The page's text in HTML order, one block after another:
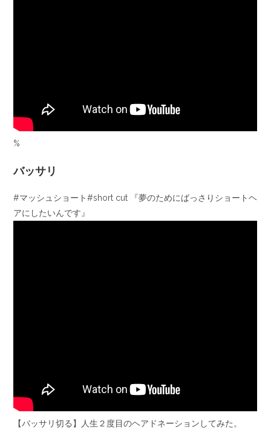
%
バッサリ
#マッシュショート#short cut 『夢のためにばっさりショートヘ
アにしたいんです』
【バッサリ切る】人生２度目のヘアドネーションしてみた。